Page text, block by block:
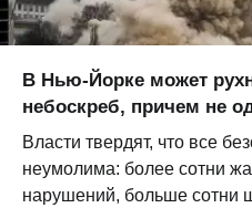
В Нью-Йорке может
небоскреб, причем не
Власти твердят, что все
неумолима: более сотни
нарушений, больше сотни